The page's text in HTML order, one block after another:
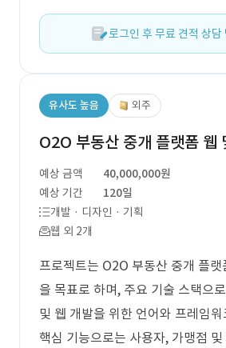
로그인 후 무료 견적 상담
유사도 높음 외주
O2O 부동산 중개 플랫폼 웹
예상 금액
40,000,000원
예상 기간
120일
개발 · 디자인 · 기획
웹 외 2개
프로젝트는 O2O 부동산 중개 플
을 목표로 하며, 주요 기술 스택으
및 웹 개발을 위한 언어와 프레임
핵심 기능으로는 사용자, 가맹점 및